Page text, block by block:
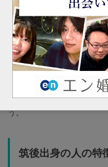
方言もそこまで強くなく
ることができるタイプの人
持ち合わせた人が多く、
みんなを巻き込んでワイ
で、仲間に一人いると盛り
女性は福岡県民の中でも比
われているので、男女と
う。
筑後出身の人の特